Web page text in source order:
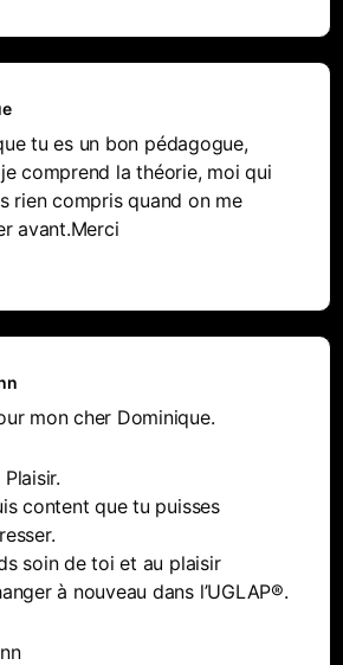
tu es un bon pédagogue,
comprend la théorie, moi qui
rien compris quand on me
avant.Merci
mon cher Dominique.
content que tu puisses
soin de toi et au plaisir
à nouveau dans l’UGLAP®.